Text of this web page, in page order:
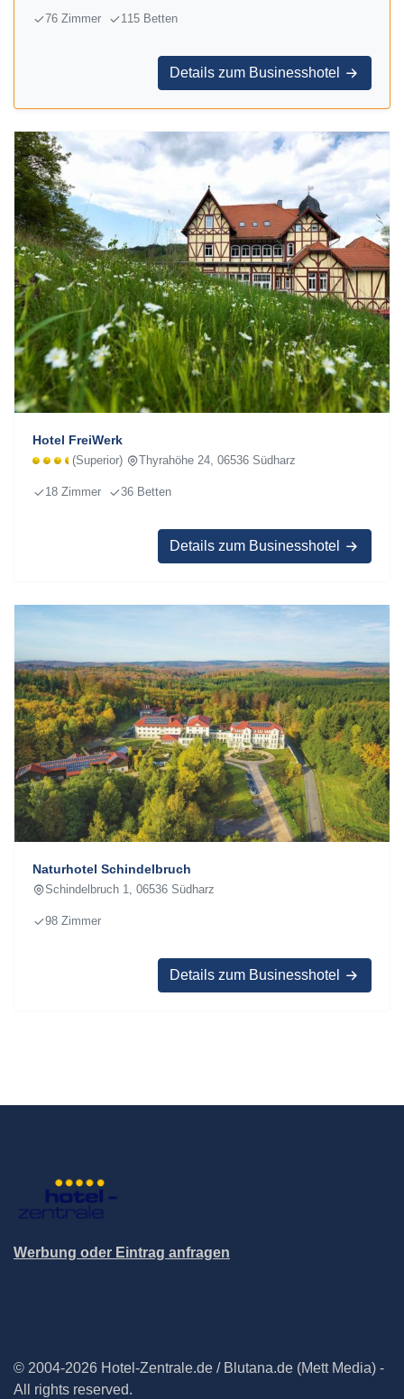
76 Zimmer 115 Betten
Details zum Businesshotel
Hotel FreiWerk
(Superior) Thyrahöhe 24, 06536 Südharz
18 Zimmer 36 Betten
Details zum Businesshotel
Naturhotel Schindelbruch
Schindelbruch 1, 06536 Südharz
98 Zimmer
Details zum Businesshotel
Werbung oder Eintrag anfragen
© 2004-2026 Hotel-Zentrale.de / Blutana.de (Mett Media) -
All rights reserved.